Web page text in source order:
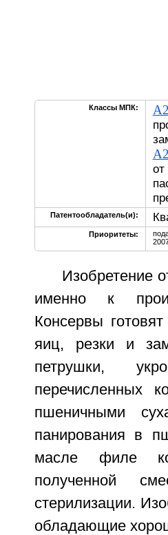
Классы МПК:
Патентообладатель(и):
Приоритеты:
Изобретение
именно к
Консервы
яиц, резки и
петрушки,
перечисленных
пшеничными
панирования в
масле филе
полученной
стерилизации.
обладающие